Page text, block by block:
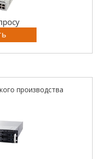
производства